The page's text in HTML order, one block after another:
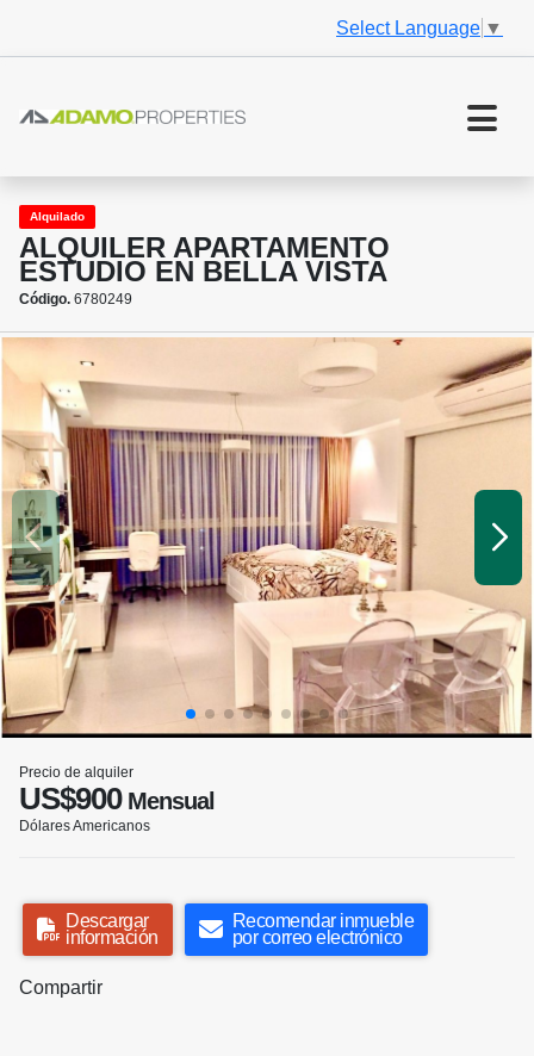
Select Language ▼
Alquilado
ALQUILER APARTAMENTO
ESTUDIO EN BELLA VISTA
Código. 6780249
Precio de alquiler
US$900Mensual
Dólares Americanos
Descargar
información
Recomendar inmueble
por correo electrónico
Compartir